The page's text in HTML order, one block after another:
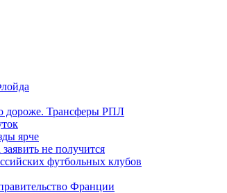
дороже. Трансферы РПЛ
ярче
не получится
футбольных клубов
Франции